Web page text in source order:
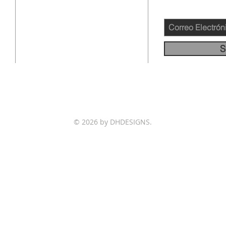
© 2026 by DHDESIGNS.